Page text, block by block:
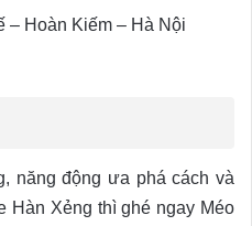
– Hoàn Kiếm – Hà Nội
năng động ưa phá cách và
Hàn Xẻng thì ghé ngay Méo